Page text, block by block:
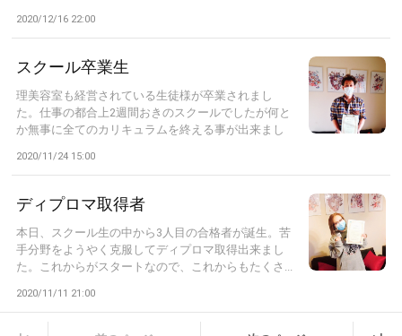
2020/12/16 22:00
スクール卒業生
理美容室も経営されている生徒様が卒業されまし
た。仕事の都合上2週間おきのスクールでしたが何と
か無事に全てのカリキュラムを終える事が出来まし
2020/11/24 15:00
ディプロマ取得者
本日、スクール生の中から3人目の合格者が誕生。苦
手分野をようやく克服してディプロマ取得出来まし
た。これからがスタートなので、これからもたくさ...
2020/11/11 21:00